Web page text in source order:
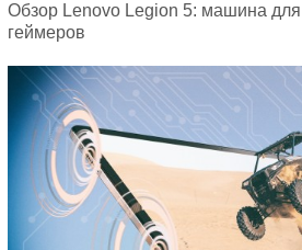
Обзор Lenovo Legion 5: машина
геймеров